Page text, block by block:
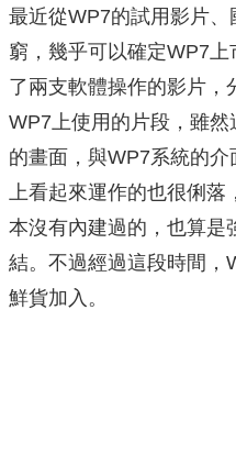
最近從WP7的試用影片
窮，幾乎可以確定WP7
了兩支軟體操作的影片，
WP7上使用的片段，雖
的畫面，與WP7系統的
上看起來運作的也很俐落
本沒有內建過的，也算是
結。不過經過這段時間，
鮮貨加入。